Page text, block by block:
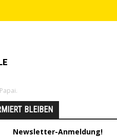
BLEIBEN
Newsletter-Anmeldung!